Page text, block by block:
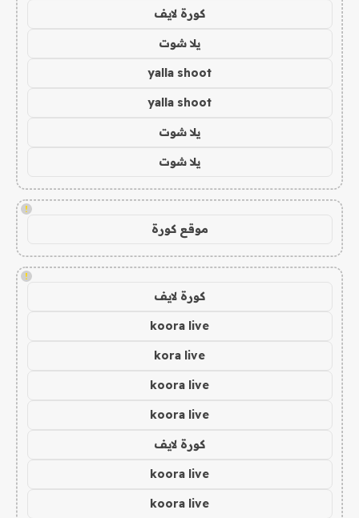
كورة لايف
يلا شوت
yalla shoot
yalla shoot
يلا شوت
يلا شوت
!
موقع كورة
!
كورة لايف
koora live
kora live
koora live
koora live
كورة لايف
koora live
koora live